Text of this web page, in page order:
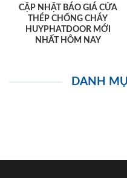
CẬP NHẬT BÁO GIÁ CỬA
THÉP CHỐNG CHÁY
HUYPHATDOOR MỚI
NHẤT HÔM NAY
DANH